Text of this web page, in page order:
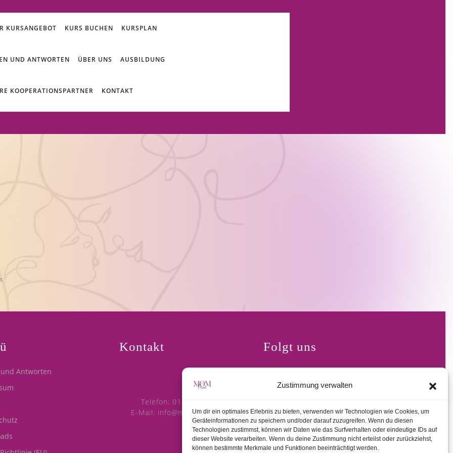
Zustimmung verwalten
Um dir ein optimales Erlebnis zu bieten, verwenden wir Technologien wie Cookies, um
Geräteinformationen zu speichern und/oder darauf zuzugreifen. Wenn du diesen
Technologien zustimmst, können wir Daten wie das Surfverhalten oder eindeutige IDs auf
dieser Website verarbeiten. Wenn du deine Zustimmung nicht erteilst oder zurückziehst,
können bestimmte Merkmale und Funktionen beeinträchtigt werden.
KURSANGEBOT KURS BUCHEN KURSPLAN
UND ANTWORTEN ÜBER UNS AUSBILDUNG
KOOPERATIONSPARTNER KONTAKT
Antworten
Kontakt
Telefon: 0176/20706288
E-Mail: info@mompower-fit.de
Folgt uns